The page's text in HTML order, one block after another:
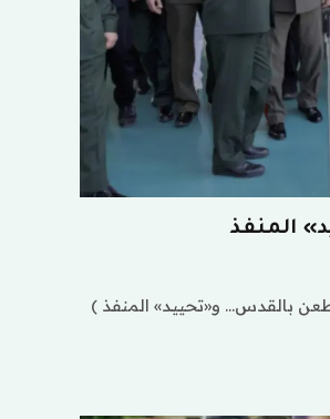
المنفذ
بالقدس… و«تحييد» المنفذ )